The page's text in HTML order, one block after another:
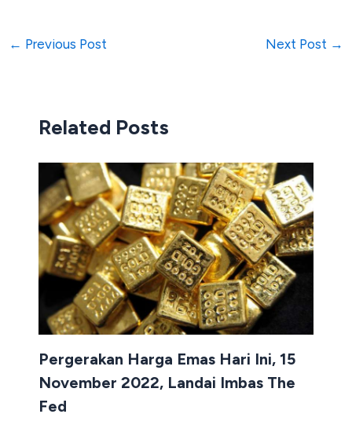
← Previous Post Next Post →
Related Posts
Pergerakan Harga Emas Hari Ini, 15
November 2022, Landai Imbas The
Fed